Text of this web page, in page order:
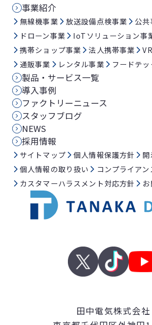
田中電気株式会社
事業紹介
無線機事業 放送設備点検事業
公
ドローン事業
IoTソリューション事
携帯ショップ事業
法人携帯事業
通販事業
レンタル事業 フードテ
製品・サービス一覧
導入事例
ファクトリーニュース
スタッフブログ
NEWS
採用情報
サイトマップ 個人情報保護方針
個人情報の取り扱い
コンプライア
カスタマーハラスメント対応方針